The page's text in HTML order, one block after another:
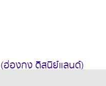
ฮ่องกง ดีสนีย์แลนด์)